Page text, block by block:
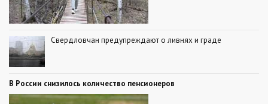
Свердловчан предупреждают о ливнях и граде
В России снизилось количество пенсионеров